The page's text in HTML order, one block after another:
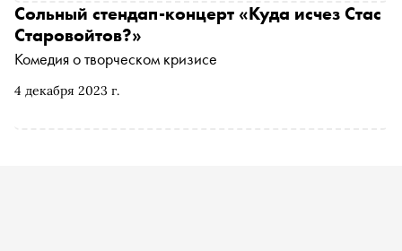
4 декабря 2023 г.
Сольный стендап-концерт «Куда исчез Стас
Старовойтов?»
Комедия о творческом кризисе